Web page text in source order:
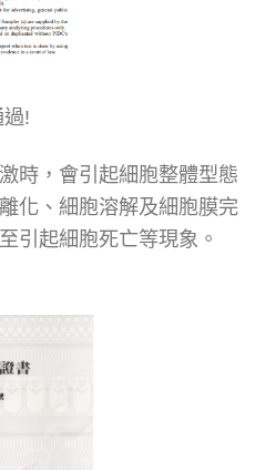
!
時，會引起細胞整體型態
化、細胞溶解及細胞膜完
引起細胞死亡等現象。